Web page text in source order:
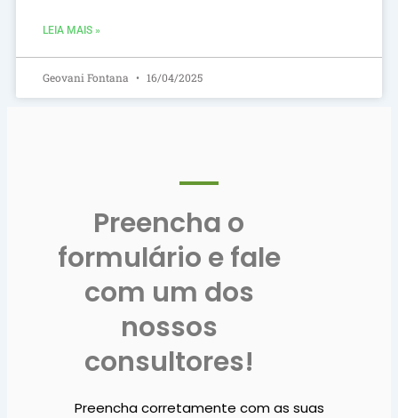
LEIA MAIS »
Geovani Fontana 16/04/2025
Preencha o
formulário e fale
com um dos
nossos
consultores!
Preencha corretamente com as suas